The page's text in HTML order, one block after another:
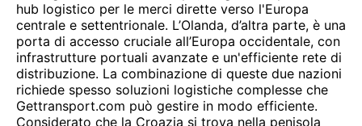
hub logistico per le merci dirette verso l'Europa
centrale e settentrionale. L’Olanda, d’altra parte, è una
porta di accesso cruciale all’Europa occidentale, con
infrastrutture portuali avanzate e un'efficiente rete di
distribuzione. La combinazione di queste due nazioni
richiede spesso soluzioni logistiche complesse che
Gettransport.com può gestire in modo efficiente.
Considerato che la Croazia si trova nella penisola